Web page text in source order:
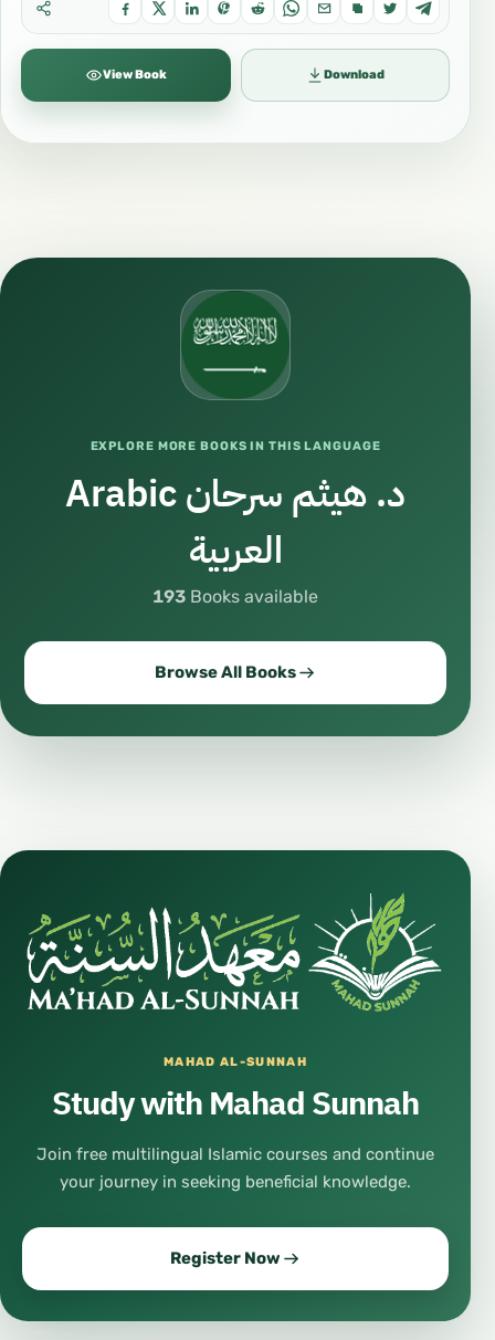
View Book Download
EXPLORE MORE BOOKS IN THIS LANGUAGE
د. هيثم سرحان Arabic
العربية
193 Books available
Browse All Books
MAHAD AL-SUNNAH
Study with Mahad Sunnah
Join free multilingual Islamic courses and continue
your journey in seeking beneficial knowledge.
Register Now